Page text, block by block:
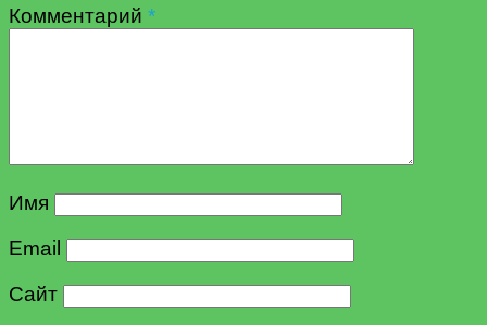
Комментарий *
Имя
Email
Сайт